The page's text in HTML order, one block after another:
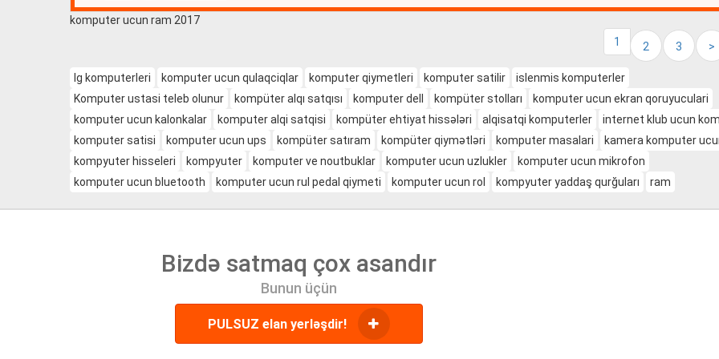
1 2 3 >
komputer ucun ram 2017
lg komputerleri komputer ucun qulaqciqlar komputer qiymetleri komputer satilir
islenmis komputerler
Komputer ustasi teleb olunur
kompüter alqı satqısı komputer dell kompüter stolları
komputer ucun ekran qoruyuculari
komputer ucun kalonkalar
komputer alqi satqisi kompüter ehtiyat hissələri alqisatqi komputerler
internet klub ucun
komputer satisi
komputer ucun ups kompüter satıram kompüter qiymətləri komputer masalari
kamera komputer
kompyuter hisseleri
kompyuter komputer ve noutbuklar komputer ucun uzlukler
komputer ucun mikrofon
komputer ucun bluetooth
komputer ucun rul pedal qiymeti komputer ucun rol kompyuter yaddaş qurğuları ram
Bizdə satmaq çox asandır
Bunun üçün
PULSUZ elan yerləşdir!